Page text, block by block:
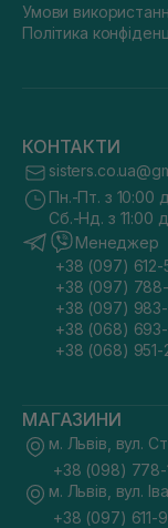
Умови
Політика
КОНТАКТИ
Пн.-Пт. з 10:00
Сб.-Нд. з 11:00
Менеджер
+38 (097) 612-
+38 (097)
+38 (097)
+38 (068)
+38 (068) 951-
МАГАЗИНИ
м. Львів, вул.
+38 (098) 778-
м. Львів, вул.
+38 (097) 611-